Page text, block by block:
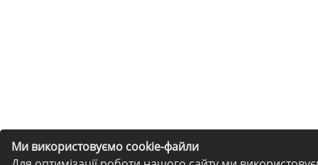
Ми використовуємо cookie-файли